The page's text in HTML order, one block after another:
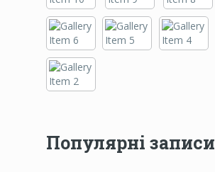
Популярні записи